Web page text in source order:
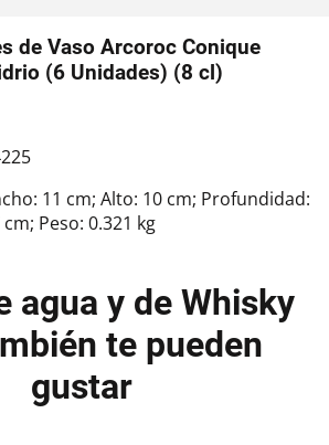
de Vaso Arcoroc Conique
(6 Unidades) (8 cl)
11 cm; Alto: 10 cm; Profundidad:
cm; Peso: 0.321 kg
agua y de Whisky
te pueden
gustar